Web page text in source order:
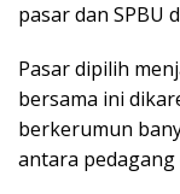
pasar dan SPBU
Pasar dipilih
bersama ini
berkerumun
antara pedagang